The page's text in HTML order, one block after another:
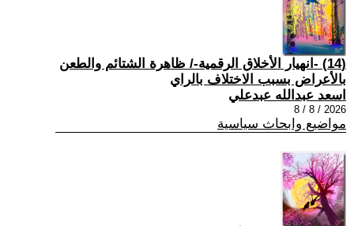
(14) -انهيار الأخلاق الرقمية-/ ظاهرة الشتائم والطعن
بالأعراض بسبب الاختلاف بالراي
اسعد عبدالله عبدعلي
2026 / 8 / 8
مواضيع وابحاث سياسية